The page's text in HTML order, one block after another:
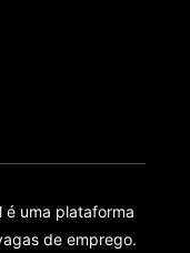
é uma plataforma
de emprego.